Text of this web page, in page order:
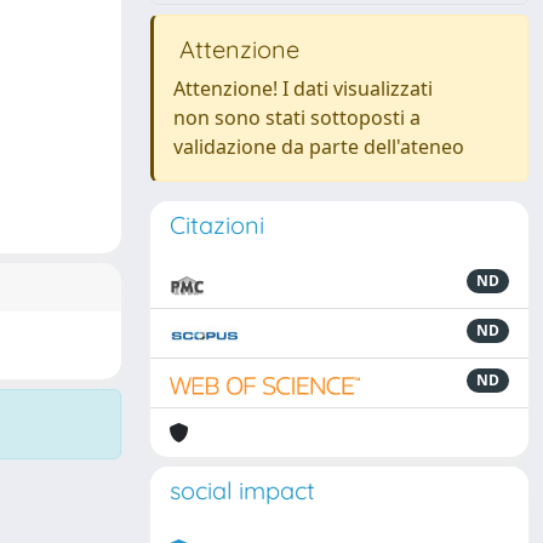
Attenzione
Attenzione! I dati visualizzati
non sono stati sottoposti a
validazione da parte dell'ateneo
Citazioni
ND
ND
ND
social impact